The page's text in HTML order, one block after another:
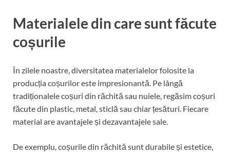
Materialele din care sunt făcute
coșurile
În zilele noastre, diversitatea materialelor folosite la
producția coșurilor este impresionantă. Pe lângă
tradiționalele coșuri din răchită sau nuiele, regăsim coșuri
făcute din plastic, metal, sticlă sau chiar țesături. Fiecare
material are avantajele și dezavantajele sale.
De exemplu, coșurile din răchită sunt durabile și estetice,